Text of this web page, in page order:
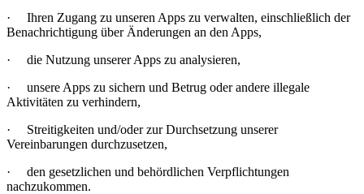
· Ihren Zugang zu unseren Apps zu verwalten, einschließlich der
Benachrichtigung über Änderungen an den Apps,
· die Nutzung unserer Apps zu analysieren,
· unsere Apps zu sichern und Betrug oder andere illegale
Aktivitäten zu verhindern,
· Streitigkeiten und/oder zur Durchsetzung unserer
Vereinbarungen durchzusetzen,
· den gesetzlichen und behördlichen Verpflichtungen
nachzukommen.